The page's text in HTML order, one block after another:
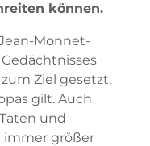
können.
Monnet-
Ziel gesetzt,
gilt. Auch
und
immer größer